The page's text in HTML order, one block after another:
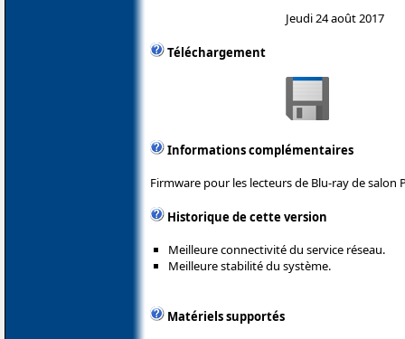
Jeudi 24 août 2017
Téléchargement
Informations complémentaires
Firmware pour les lecteurs de Blu-ray de salon
Historique de cette version
Meilleure connectivité du service réseau.
Meilleure stabilité du système.
Matériels supportés